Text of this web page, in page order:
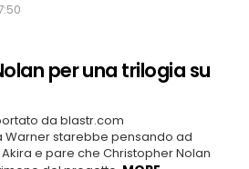
per una trilogia su
da blastr.com
starebbe pensando ad
e pare che Christopher Nolan